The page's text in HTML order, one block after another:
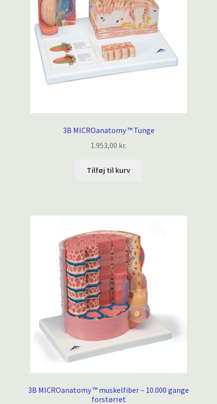
3B MICROanatomy ™ Tunge
1.953,00 kr.
Tilføj til kurv
3B MICROanatomy ™ muskelfiber – 10.000 gange
forstørret